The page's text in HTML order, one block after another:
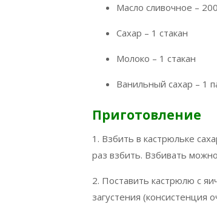
Масло сливочное –
Сахар – 1 стакан
Молоко – 1 стакан
Ванильный сахар – 1
Приготовление
1. Взбить в кастрюльке
раз взбить. Взбивать
2. Поставить кастрюлю с
загустения (консистенция